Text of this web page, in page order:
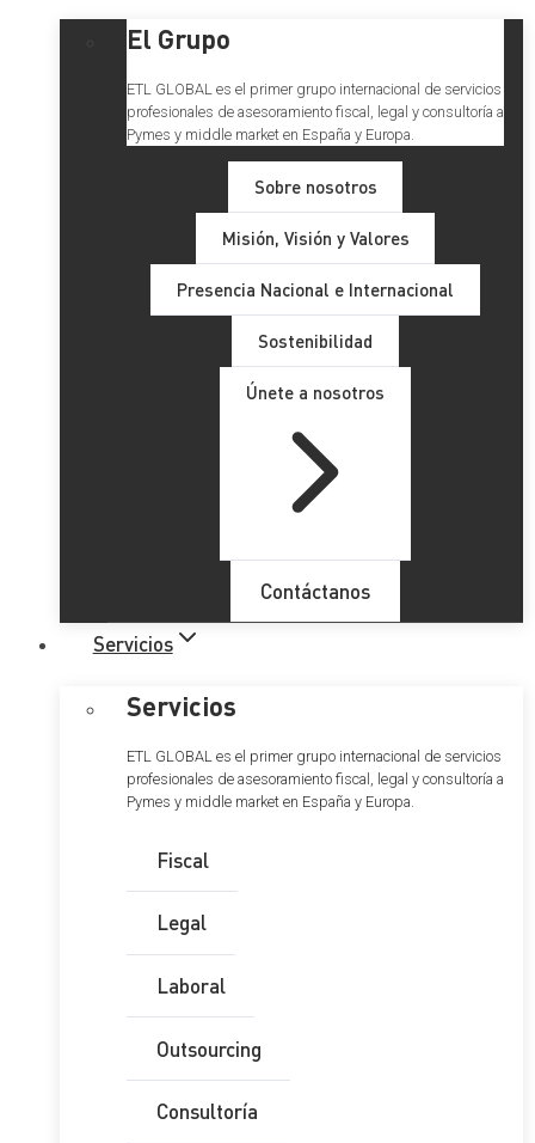
El Grupo
ETL GLOBAL es el primer grupo internacional de servicios
profesionales de asesoramiento fiscal, legal y consultoría a
Pymes y middle market en España y Europa.
Sobre nosotros
Misión, Visión y Valores
Presencia Nacional e Internacional
Sostenibilidad
Únete a nosotros
Contáctanos
Servicios
Servicios
ETL GLOBAL es el primer grupo internacional de servicios
profesionales de asesoramiento fiscal, legal y consultoría a
Pymes y middle market en España y Europa.
Fiscal
Legal
Laboral
Outsourcing
Consultoría